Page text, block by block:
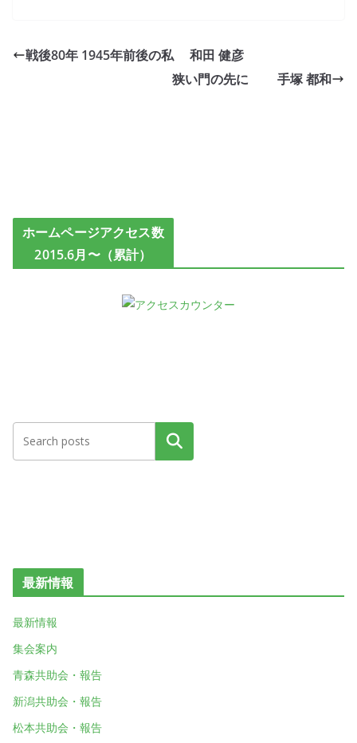
戦後80年 1945年前後の私 和田 健彦
狭い門の先に 手塚 都和
ホームページアクセス数
2015.6月〜（累計）
検索
最新情報
最新情報
集会案内
青森共助会・報告
新潟共助会・報告
松本共助会・報告